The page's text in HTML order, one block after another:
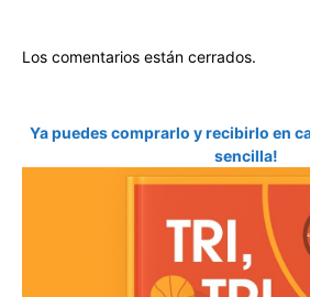
Los comentarios están cerrados.
Ya puedes comprarlo y recibirlo en
sencilla!